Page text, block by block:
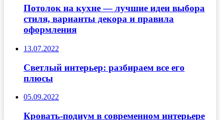
Потолок на кухне — лучшие идеи выбора
стиля, варианты декора и правила
оформления
13.07.2022
Светлый интерьер: разбираем все его
плюсы
05.09.2022
Кровать-подиум в современном интерьере